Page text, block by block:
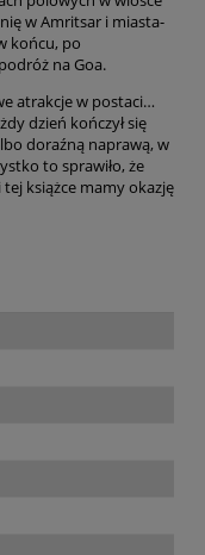
w Amritsar i miasta-
końcu, po
na Goa.
atrakcje w postaci…
dzień kończył się
doraźną naprawą, w
to sprawiło, że
książce mamy okazję